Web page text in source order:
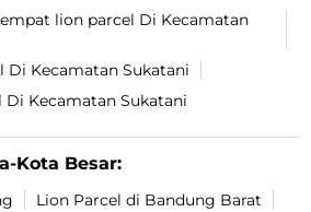
lion parcel Di Kecamatan
Di Kecamatan Sukatani
Di Kecamatan Sukatani
Kota Besar:
Lion Parcel di Bandung Barat